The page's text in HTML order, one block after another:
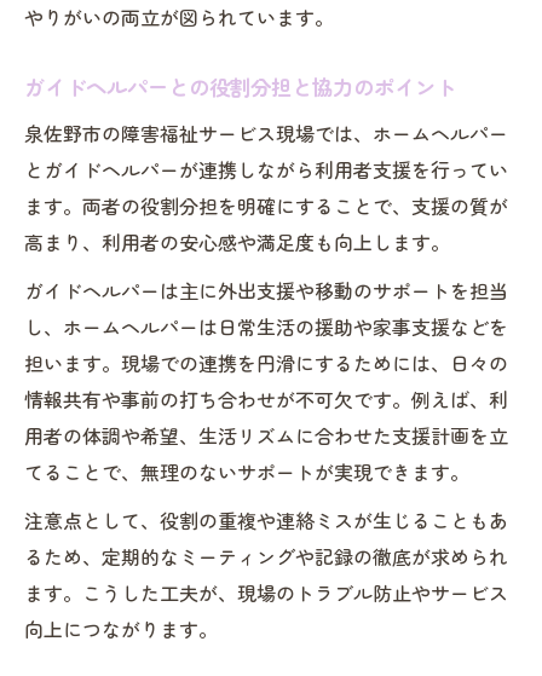
やりがいの両立が図られています。
ガイドヘルパーとの役割分担と協力のポイント
泉佐野市の障害福祉サービス現場では、ホームヘルパー
とガイドヘルパーが連携しながら利用者支援を行ってい
ます。両者の役割分担を明確にすることで、支援の質が
高まり、利用者の安心感や満足度も向上します。
ガイドヘルパーは主に外出支援や移動のサポートを担当
し、ホームヘルパーは日常生活の援助や家事支援などを
担います。現場での連携を円滑にするためには、日々の
情報共有や事前の打ち合わせが不可欠です。例えば、利
用者の体調や希望、生活リズムに合わせた支援計画を立
てることで、無理のないサポートが実現できます。
注意点として、役割の重複や連絡ミスが生じることもあ
るため、定期的なミーティングや記録の徹底が求められ
ます。こうした工夫が、現場のトラブル防止やサービス
向上につながります。